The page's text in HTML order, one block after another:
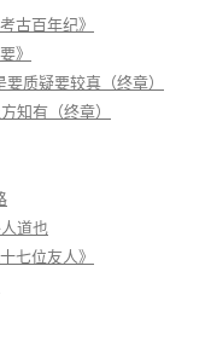
古百年纪》
》
质疑要较真（终章）
知有（终章）
道也
七位友人》